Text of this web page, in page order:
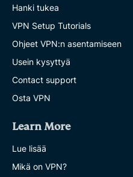
Hanki tukea
VPN Setup Tutorials
Ohjeet VPN:n asentamiseen
Usein kysyttyä
Contact support
Osta VPN
Learn More
Lue lisää
Mikä on VPN?